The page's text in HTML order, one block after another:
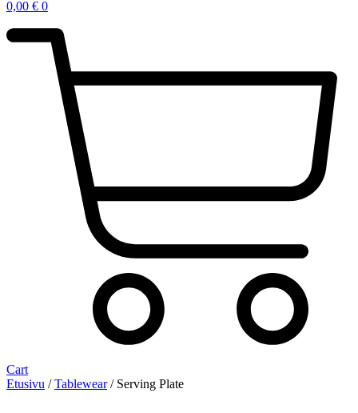
0,00 € 0
Cart
Etusivu /Tablewear/ Serving Plate